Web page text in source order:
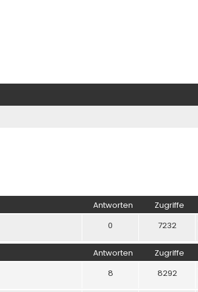
Antworten Zugriffe
0 7232
Antworten Zugriffe
8 8292